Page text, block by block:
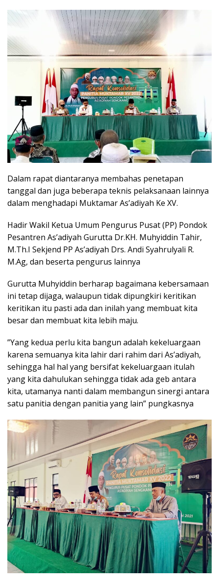
Dalam rapat diantaranya membahas penetapan
tanggal dan juga beberapa teknis pelaksanaan lainnya
dalam menghadapi Muktamar As’adiyah Ke XV.
Hadir Wakil Ketua Umum Pengurus Pusat (PP) Pondok
Pesantren As’adiyah Gurutta Dr.KH. Muhyiddin Tahir,
M.Th.I Sekjend PP As’adiyah Drs. Andi Syahrulyali R.
M.Ag, dan beserta pengurus lainnya
Gurutta Muhyiddin berharap bagaimana kebersamaan
ini tetap dijaga, walaupun tidak dipungkiri keritikan
keritikan itu pasti ada dan inilah yang membuat kita
besar dan membuat kita lebih maju.
”Yang kedua perlu kita bangun adalah kekeluargaan
karena semuanya kita lahir dari rahim dari As’adiyah,
sehingga hal hal yang bersifat kekeluargaan itulah
yang kita dahulukan sehingga tidak ada geb antara
kita, utamanya nanti dalam membangun sinergi antara
satu panitia dengan panitia yang lain” pungkasnya